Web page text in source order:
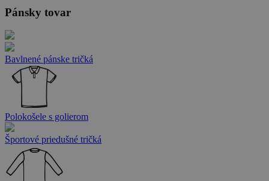
Pánsky tovar
Bavlnené pánske tričká
Polokošele s golierom
Športové priedušné tričká